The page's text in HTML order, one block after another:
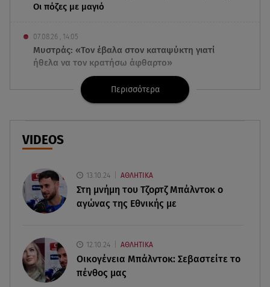
Οι πόζες με μαγιό
07.08.26 , 14:05
Μυστράς: «Τον έβαλα στον καταψύκτη γιατί
ήθελα να τον κρατήσω άφθαρτο»
07.08.26 , 14:00
K-beauty blush: Τα viral ρουζ που υπόσχονται το
πολυπόθητο κορεάτικο glow
07.08.26 , 13:42
drones και νέες τεχνολογίες
07.08.26 , 13:33
07.08.26 , 13:16
Γιάννης Στάνκογλου: Δείτε τον έφηβο με μακριά
Περισσότερα
VIDEOS
13.10.24 ΑΘΛΗΤΙΚΑ
Στη μνήμη του Τζορτζ Μπάλντοκ ο
αγώνας της Εθνικής με
12.10.24 ΑΘΛΗΤΙΚΑ
Οικογένεια Μπάλντοκ: Σεβαστείτε το
πένθος μας